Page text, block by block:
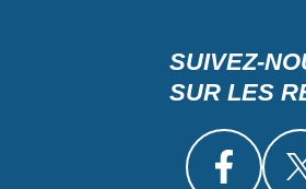
SUIVEZ-
SUR LES